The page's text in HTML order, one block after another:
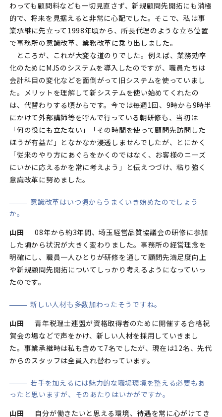
わっても顧問料なども一切見直さず、新規顧問先開拓にも消極
的で、将来を見据えると非常に心配でした。そこで、私は事
業承継に先立って1998年頃から、所長代理のような立ち位置
で事務所の意識改革、業務改革に乗り出しました。
ところが、これが大変な道のりでした。例えば、業務効率
化のためにMJSのシステムを導入したのですが、職員たちは
会計科目の変化などを面倒がって旧システムを使っていまし
た。メリットを理解して新システムを使い始めてくれたの
は、代替わりする頃からです。今では毎週1回、9時から9時半
にかけて外部講師等を呼んで行っている朝研修も、当初は
「何の役にも立たない」「その時間を使って顧問先訪問した
ほうが有益だ」となかなか浸透しませんでしたが、とにかく
「従来のやり方にあぐらをかくのではなく、お客様のニーズ
にいかに応えるかを常に考えよう」と伝えつづけ、粘り強く
意識改革に努めました。
意識改革はいつ頃からうまくいき始めたのでしょう
か。
山田
08年から約3年間、埼玉経営品質協議会の研修に参加
した頃から状況が大きく変わりました。事務所の経営理念を
明確にし、職員一人ひとりが研修を通して顧問先満足度向上
や新規顧問先開拓についてしっかり考えるようになっていっ
たのです。
新しい人材も多数加わったそうですね。
山田
青年税理士連盟が資格取得者のために開催する合格祝
賀会の場などで声をかけ、新しい人材を採用していきまし
た。事業承継時は私も含めて7名でしたが、現在は12名、先代
からのスタッフは全員入れ替わっています。
若手を加えるには魅力的な職場環境を整える必要もあ
ったと思いますが、そのあたりはいかがですか。
山田
自分が働きたいと思える環境、待遇を常に心がけてき